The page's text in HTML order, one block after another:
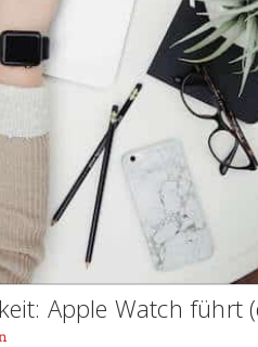
Apple Watch führt